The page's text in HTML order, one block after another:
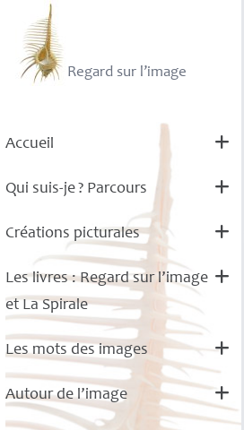
Regard sur l’image
Accueil
Qui suis-je? Parcours
Créations picturales
Les livres : Regard sur l’image
et La Spirale
Les mots des images
Autour de l’image